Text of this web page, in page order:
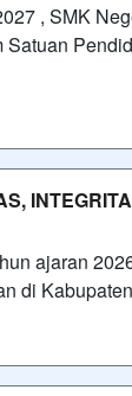
, SMK
ajaran
di